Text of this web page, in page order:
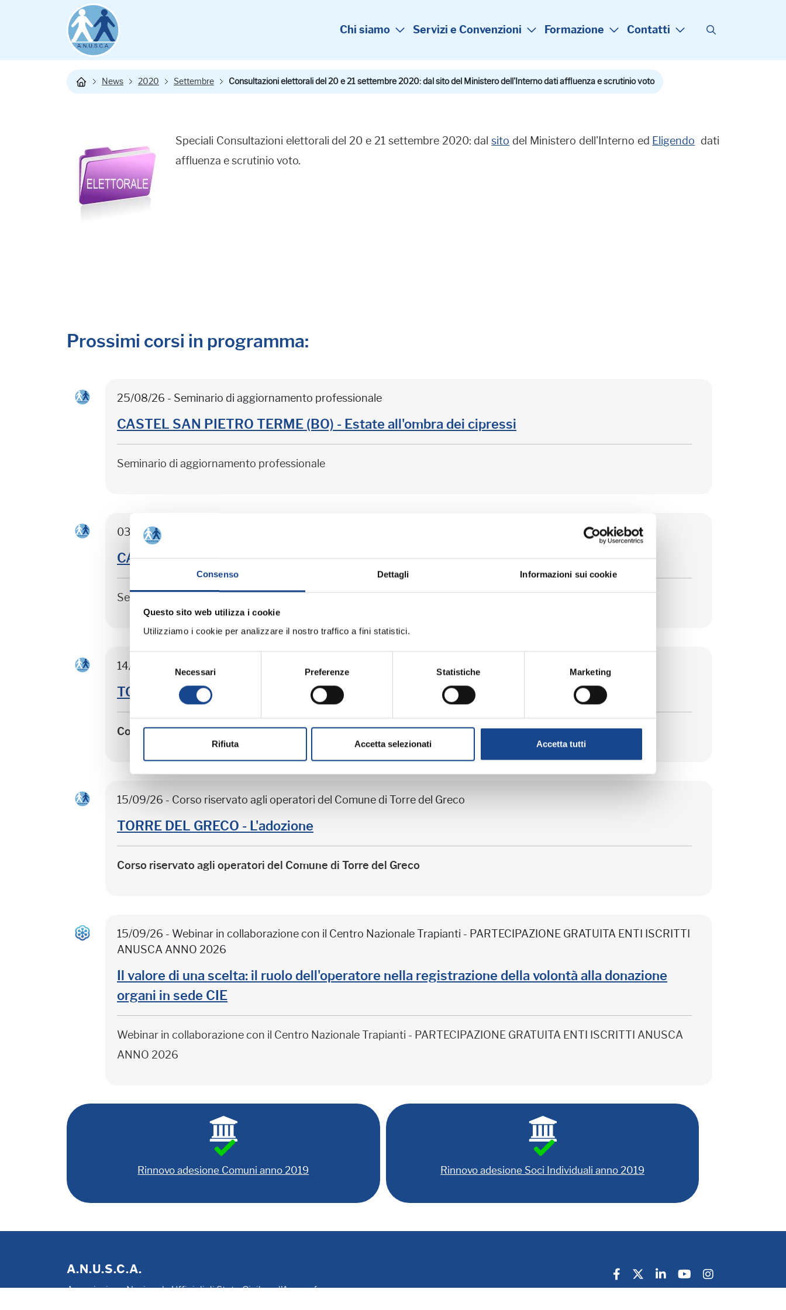
Consenso Dettagli Informazioni sui cookie
Questo sito web utilizza i cookie
Utilizziamo i cookie per analizzare il nostro traffico a fini statistici.
del
consenso
Necessari Preferenze Statistiche Marketing
Rifiuta Accetta selezionati Accetta tutti
Chi siamo Servizi e Convenzioni Formazione Contatti
News 2020 Settembre Consultazioni elettorali del 20 e 21 settembre 2020: dal sito del Ministero dell'Interno dati affluenza e scrutinio voto
Speciali Consultazioni elettorali del 20 e 21 settembre 2020: dalsito del Ministero dell'Interno ed Eligendo dati
affluenza e scrutinio voto.
Prossimi corsi in programma:
25/08/26 - Seminario di aggiornamento professionale
CASTEL SAN PIETRO TERME (BO) - Estate all'ombra dei cipressi
Seminario di aggiornamento professionale
03/09/26 - Seminario di aggiornamento professionale
CASTEL SAN PIETRO TERME (BO) - La cittadinanza italiana dopo la legge 74/2025
Seminario di aggiornamento professionale
14/09/26 - Corso riservato agli operatori del Comune di Torre del Greco
TORRE DEL GRECO - Separazione e divorzio
Corso riservato agli operatori del Comune di Torre del Greco
15/09/26 - Corso riservato agli operatori del Comune di Torre del Greco
TORRE DEL GRECO - L'adozione
Corso riservato agli operatori del Comune di Torre del Greco
15/09/26 - Webinar in collaborazione con il Centro Nazionale Trapianti - PARTECIPAZIONE GRATUITA ENTI ISCRITTI
ANUSCA ANNO 2026
Il valore di una scelta: il ruolo dell'operatore nella registrazione della volontà alla donazione
organi in sede CIE
Webinar in collaborazione con il Centro Nazionale Trapianti - PARTECIPAZIONE GRATUITA ENTI ISCRITTI ANUSCA
ANNO 2026
Rinnovo adesione Comuni anno 2019 Rinnovo adesione Soci Individuali anno 2019
A.N.U.S.C.A.
Associazione Nazionale Ufficiali di Stato Civile e d'Anagrafe